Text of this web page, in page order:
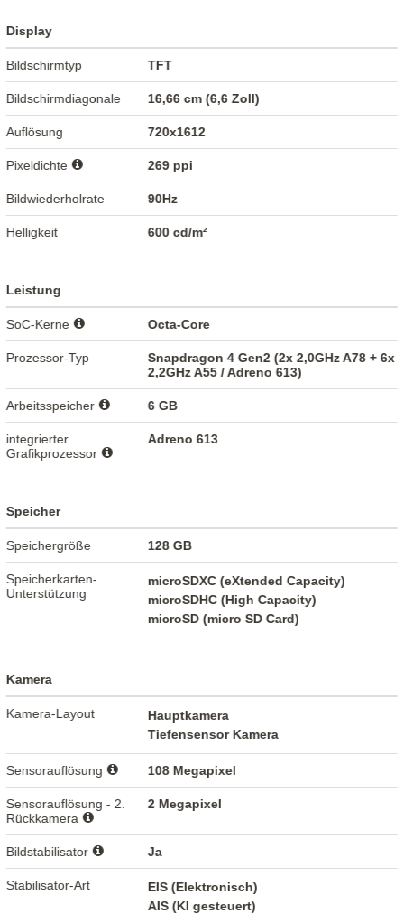
Display
Bildschirmtyp TFT
Bildschirmdiagonale 16,66 cm (6,6 Zoll)
Auflösung 720x1612
Pixeldichte 269 ppi
Bildwiederholrate 90Hz
Helligkeit 600 cd/m²
Leistung
SoC-Kerne Octa-Core
Prozessor-Typ
Snapdragon 4 Gen2 (2x 2,0GHz A78 + 6x
2,2GHz A55 / Adreno 613)
Arbeitsspeicher 6 GB
integrierter
Grafikprozessor
Adreno 613
Speicher
Speichergröße 128 GB
Speicherkarten-
Unterstützung
microSDXC (eXtended Capacity)
microSDHC (High Capacity)
microSD (micro SD Card)
Kamera
Kamera-Layout
Hauptkamera
Tiefensensor Kamera
Sensorauflösung 108 Megapixel
Sensorauflösung - 2.
Rückkamera
2 Megapixel
Bildstabilisator Ja
Stabilisator-Art
EIS (Elektronisch)
AIS (KI gesteuert)